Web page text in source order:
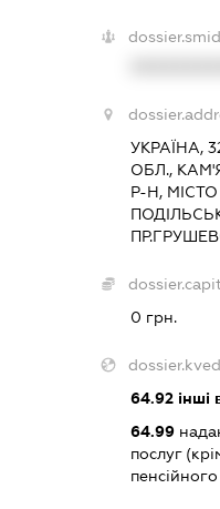
УКРАЇНА,
ОБЛ.,
Р-Н,
0 грн.
64.92інші
64.99
послуг